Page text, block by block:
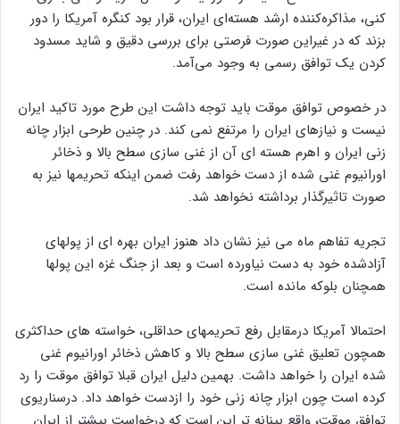
۶۰‌درصد خلوص را غنی‌‌سازی نکند، پنج تبعه آمریکایی و ایرانی را آزاد
کند و در ازای آن مقداری وجوه مسدود شده‌‌اش را دریافت کند.
واشنگتن همچنین سیگنال‌‌هایی ارسال کرد که اجرای تحریم‌‌های نفتی
هماهنگ‌‌کننده کاخ سفید در خاورمیانه و شمال آفریقا و علی باقری
کنی، مذاکره‌‌کننده ارشد هسته‌‌ای ایران، قرار بود کنگره آمریکا را دور
بزند که در غیر‌این صورت فرصتی برای بررسی دقیق و شاید مسدود
کردن یک توافق رسمی به وجود می‌آمد.
نیست و نیازهای ایران را مرتفع نمی کند. در چنین طرحی ابزار چانه
زنی ایران و اهرم هسته ای آن از غنی سازی سطح بالا و ذخائر
اورانیوم غنی شده از دست خواهد رفت ضمن اینکه تحریمها نیز به
تجریه تفاهم ماه می نیز نشان داد هنوز ایران بهره ای از پولهای
آزادشده خود به دست نیاورده است و بعد از جنگ غزه این پولها
همچنان بلوکه مانده است.